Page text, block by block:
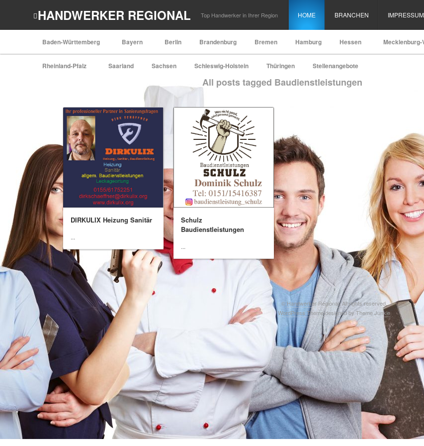
HANDWERKER REGIONAL Top Handwerker in Ihrer Region HOME BRANCHEN
Baden-Württemberg Bayern Berlin Brandenburg Bremen Hamburg Hessen
Rheinland-Pfalz Saarland Sachsen Schleswig-Holstein Thüringen Stellenangebote
All posts tagged Baudienstleistungen
DIRKULIX Heizung Sanitär
...
Schulz
Baudienstleistungen
...
© Handwerker Regional. All rights reserved.
WordPress Themedesigned byTheme Junkie